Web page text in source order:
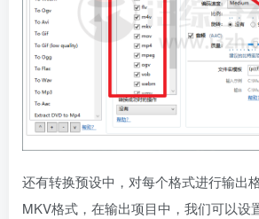
还有转换预设中，对每个格式进行输出
MKV格式，在输出项目中，我们可以设